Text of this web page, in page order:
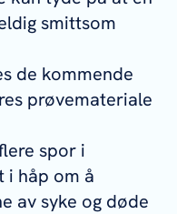
smittsom
de kommende
prøvemateriale
spor i
i håp om å
av syke og døde